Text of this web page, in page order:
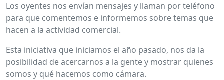
Los oyentes nos envían mensajes y llaman por teléfono
para que comentemos e informemos sobre temas que
hacen a la actividad comercial.
Esta iniciativa que iniciamos el año pasado, nos da la
posibilidad de acercarnos a la gente y mostrar quienes
somos y qué hacemos como cámara.